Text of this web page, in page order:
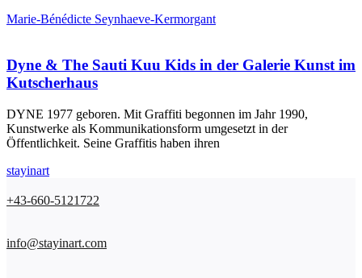
Marie-Bénédicte Seynhaeve-Kermorgant
Dyne & The Sauti Kuu Kids in der Galerie Kunst im
Kutscherhaus
DYNE 1977 geboren. Mit Graffiti begonnen im Jahr 1990,
Kunstwerke als Kommunikationsform umgesetzt in der
Öffentlichkeit. Seine Graffitis haben ihren
stayinart
+43-660-5121722
info@stayinart.com